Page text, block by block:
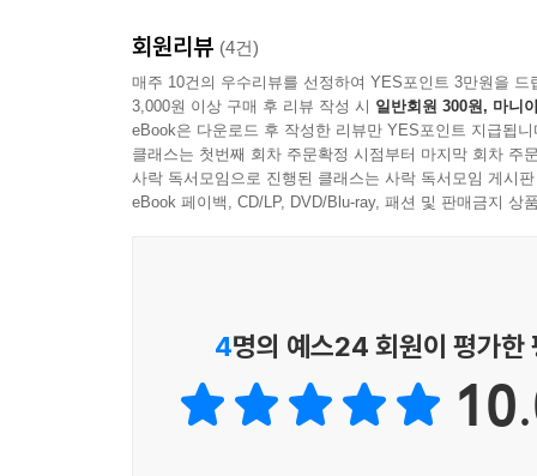
회원리뷰 (4건)
매주 10건의 우수리뷰를 선정하여 YES포인트 3만원을 드
3,000원 이상 구매 후 리뷰 작성 시 일반회원 300원, 마니
eBook은 다운로드 후 작성한 리뷰만 YES포인트 지급됩니
클래스는 첫번째 회차 주문확정 시점부터 마지막 회차 주
사락 독서모임으로 진행된 클래스는 사락 독서모임 게시
eBook 페이백, CD/LP, DVD/Blu-ray, 패션 및 판매금지 상
4명의 예스24 회원이 평가한